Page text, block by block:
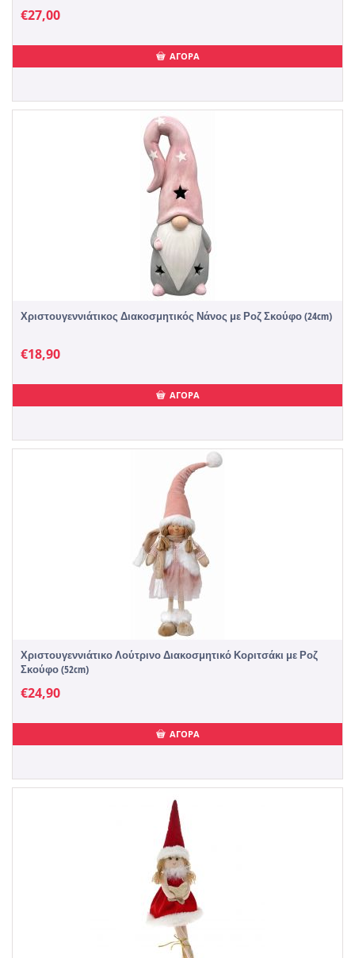
€27,00
ΑΓΟΡΑ
Χριστουγεννιάτικος Διακοσμητικός Νάνος με Ροζ Σκούφο (24cm)
€18,90
ΑΓΟΡΑ
Χριστουγεννιάτικο Λούτρινο Διακοσμητικό Κοριτσάκι με Ροζ
Σκούφο (52cm)
€24,90
ΑΓΟΡΑ